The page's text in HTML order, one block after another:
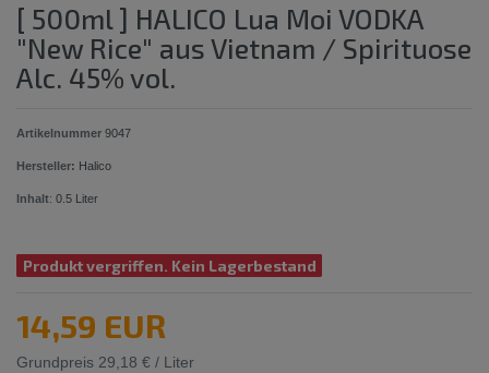
[ 500ml ] HALICO Lua Moi VODKA
"New Rice" aus Vietnam / Spirituose
Alc. 45% vol.
Artikelnummer 9047
Hersteller: Halico
Inhalt: 0.5 Liter
Produkt vergriffen. Kein Lagerbestand
14,59 EUR
Grundpreis 29,18 € / Liter